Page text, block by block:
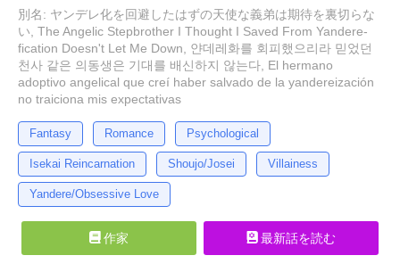
別名: ヤンデレ化を回避したはずの天使な義弟は期待を裏切らな
い, The Angelic Stepbrother I Thought I Saved From Yandere-
fication Doesn't Let Me Down, 얀데레화를 회피했으리라 믿었던
천사 같은 의동생은 기대를 배신하지 않는다, El hermano
adoptivo angelical que creí haber salvado de la yandereización
no traiciona mis expectativas
Fantasy Romance Psychological
Isekai Reincarnation Shoujo/Josei Villainess
Yandere/Obsessive Love
作家 最新話を読む